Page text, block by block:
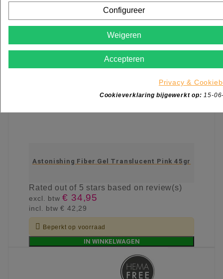
Astonishing Fiber Gel Translucent Pink 45gr
Ratedout of 5 stars based on review(s)
excl. btw€ 34,95
incl. btw€ 42,29
 Beperkt op voorraad
IN WINKELWAGEN
Configureer
Weigeren
Accepteren
Privacy &
Cookieverklaring bijgewerkt op: 15-